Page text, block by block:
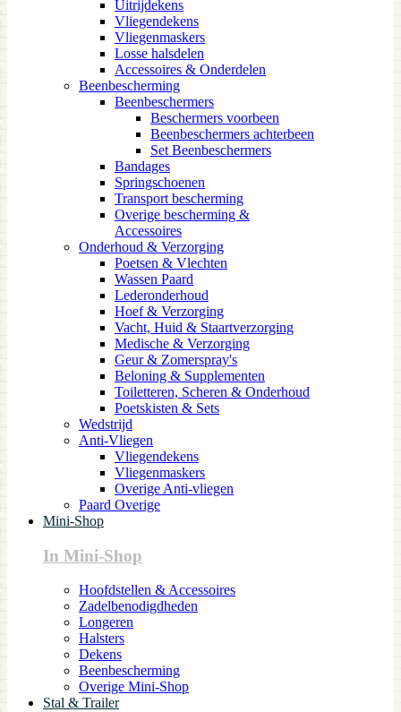
Uitrijdekens
Vliegendekens
Vliegenmaskers
Losse halsdelen
Accessoires & Onderdelen
Beenbescherming
Beenbeschermers
Beschermers voorbeen
Beenbeschermers achterbeen
Set Beenbeschermers
Bandages
Springschoenen
Transport bescherming
Overige bescherming &
Accessoires
Onderhoud & Verzorging
Poetsen & Vlechten
Wassen Paard
Lederonderhoud
Hoef & Verzorging
Vacht, Huid & Staartverzorging
Medische & Verzorging
Geur & Zomerspray's
Beloning & Supplementen
Toiletteren, Scheren & Onderhoud
Poetskisten & Sets
Wedstrijd
Anti-Vliegen
Vliegendekens
Vliegenmaskers
Overige Anti-vliegen
Paard Overige
Mini-Shop
In Mini-Shop
Hoofdstellen & Accessoires
Zadelbenodigdheden
Longeren
Halsters
Dekens
Beenbescherming
Overige Mini-Shop
Stal & Trailer